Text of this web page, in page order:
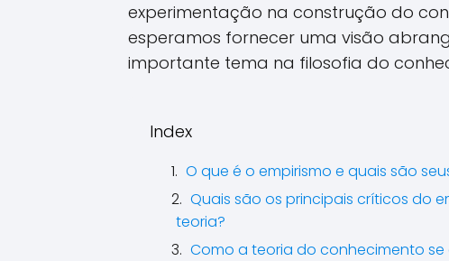
experimentação na construção do
esperamos fornecer uma visão
importante tema na filosofia do
Index
O que é o empirismo e quais são
Quais são os principais críticos do
teoria?
Como a teoria do conhecimento